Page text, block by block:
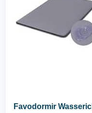
Favodormir